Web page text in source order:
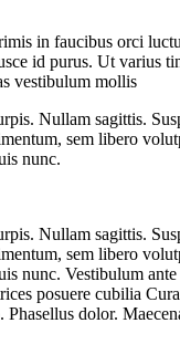
in faucibus orci
id purus. Ut varius
vestibulum mollis
Nullam sagittis.
sem libero
nunc.
Nullam sagittis.
sem libero
nunc. Vestibulum
posuere cubilia
dolor.